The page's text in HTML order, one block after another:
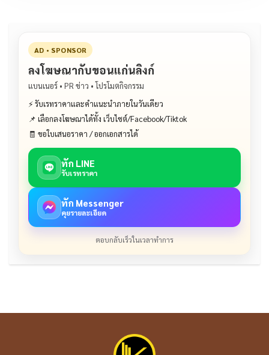
AD • SPONSOR
ลงโฆษณากับขอนแก่นลิงก์
แบนเนอร์ • PR ข่าว • โปรโมตกิจกรรม
⚡ รับเรทราคาและคำแนะนำภายในวันเดียว
📌 เลือกลงโฆษณาได้ทั้ง เว็บไซต์/Facebook/Tiktok
🧾 ขอใบเสนอราคา / ออกเอกสารได้
ทัก LINE
รับเรทราคา
ทัก Messenger
คุยรายละเอียด
ตอบกลับเร็วในเวลาทำการ